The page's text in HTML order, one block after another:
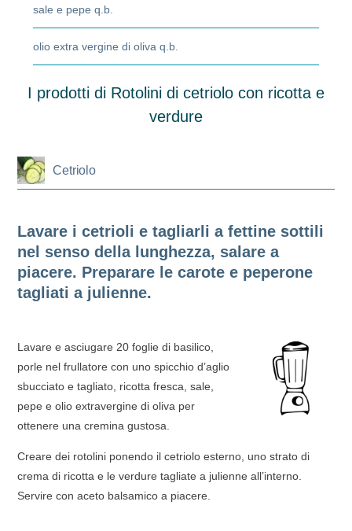
Lavare i cetrioli e tagliarli a fettine sottili
nel senso della lunghezza, salare a
piacere. Preparare le carote e peperone
tagliati a julienne.
Lavare e asciugare 20 foglie di basilico,
porle nel frullatore con uno spicchio d’aglio
sbucciato e tagliato, ricotta fresca, sale,
pepe e olio extravergine di oliva per
ottenere una cremina gustosa.
Creare dei rotolini ponendo il cetriolo esterno, uno strato di
crema di ricotta e le verdure tagliate a julienne all’interno.
Servire con aceto balsamico a piacere.
sale e pepe q.b.
olio extra vergine di oliva q.b.
I prodotti di Rotolini di cetriolo con ricotta e
verdure
Cetriolo